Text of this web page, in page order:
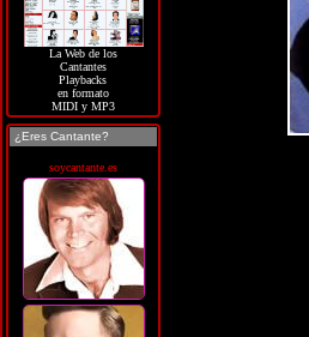
La Web de los
Cantantes
Playbacks
en formato
MIDI y MP3
¿Eres Cantante?
soycantante.es